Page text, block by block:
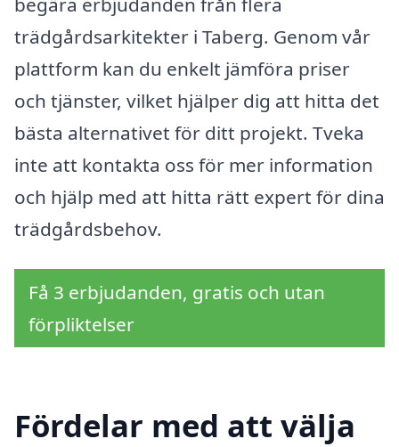
trädgårdsarkitekter i Taberg. Genom vår
plattform kan du enkelt jämföra priser
och tjänster, vilket hjälper dig att hitta det
bästa alternativet för ditt projekt. Tveka
inte att kontakta oss för mer information
och hjälp med att hitta rätt expert för dina
trädgårdsbehov.
Få 3 erbjudanden, gratis och utan
förpliktelser
Fördelar med att välja